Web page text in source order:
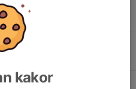
❌
kakor